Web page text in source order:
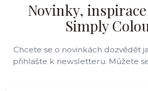
Novinky,
Simply
Chcete se o novinkách dozvědět
přihlašte k newsletteru. Můžete